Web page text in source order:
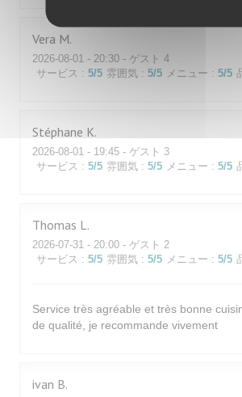
Vera M
2026-08-01 - 20:30 - ゲスト 4
サービス : 5/5 雰囲気 : 5/5 メニュー : 5/5
Stéphane K
2026-08-01 - 19:45 - ゲスト 3
サービス : 5/5 雰囲気 : 5/5 メニュー : 5/5
Thomas L
2026-07-31 - 20:00 - ゲスト 2
サービス : 5/5 雰囲気 : 5/5 メニュー : 5/5
Service très agréable et très bonne
de qualité, je recommande vivement
ivan B